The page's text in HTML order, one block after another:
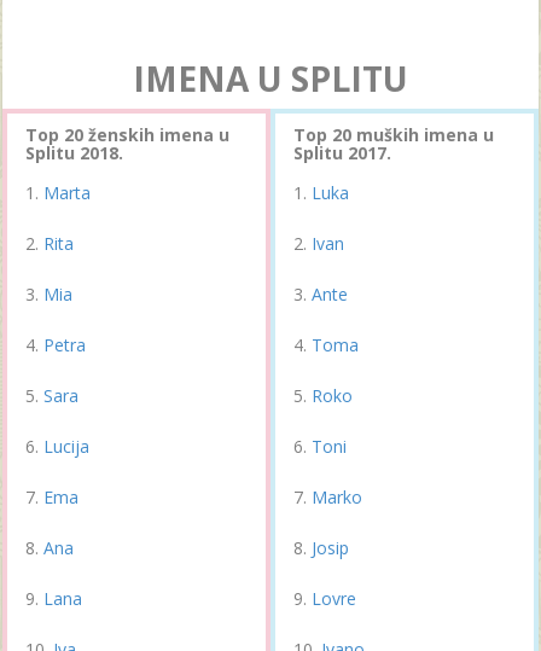
IMENA U SPLITU
Top 20 ženskih imena u
Splitu 2018.
Marta
Rita
Mia
Petra
Sara
Lucija
Ema
Ana
Lana
Top 20 muških imena u
Splitu 2017.
Luka
Ivan
Ante
Toma
Roko
Toni
Marko
Josip
Lovre